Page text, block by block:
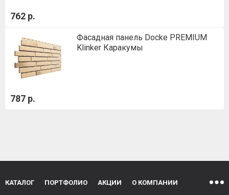
762 р.
Фасадная панель Docke PREMIUM
Klinker Каракумы
787 р.
КАТАЛОГ ПОРТФОЛИО АКЦИИ О КОМПАНИИ